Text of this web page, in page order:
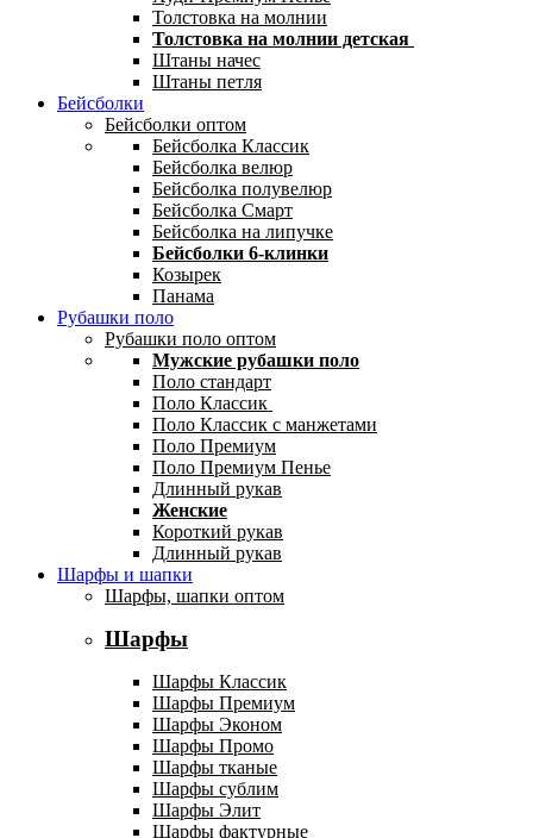
Толстовка на молнии
Толстовка на молнии детская
Штаны начес
Штаны петля
Бейсболки
Бейсболки оптом
Бейсболка Классик
Бейсболка велюр
Бейсболка полувелюр
Бейсболка Смарт
Бейсболка на липучке
Бейсболки 6-клинки
Козырек
Панама
Рубашки поло
Рубашки поло оптом
Мужские рубашки поло
Поло стандарт
Поло Классик
Поло Классик с манжетами
Поло Премиум
Поло Премиум Пенье
Длинный рукав
Женские
Короткий рукав
Длинный рукав
Шарфы и шапки
Шарфы, шапки оптом
Шарфы
Шарфы Классик
Шарфы Премиум
Шарфы Эконом
Шарфы Промо
Шарфы тканые
Шарфы сублим
Шарфы Элит
Шарфы фактурные